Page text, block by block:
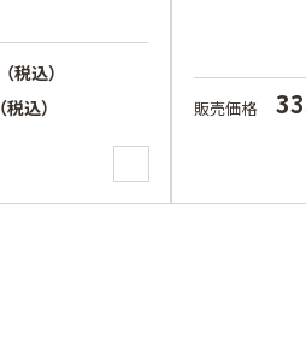
（税込）
（税込） 販売価格